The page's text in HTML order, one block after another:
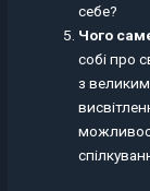
себе?
Чого
собі про
з